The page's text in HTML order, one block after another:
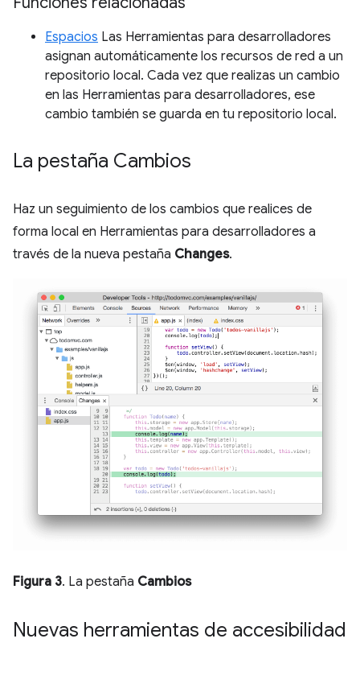
Espacios Las Herramientas para desarrolladores
asignan automáticamente los recursos de red a un
repositorio local. Cada vez que realizas un cambio
en las Herramientas para desarrolladores, ese
cambio también se guarda en tu repositorio local.
La pestaña Cambios
Haz un seguimiento de los cambios que realices de
forma local en Herramientas para desarrolladores a
través de la nueva pestaña Changes.
Figura 3. La pestaña Cambios
Nuevas herramientas de accesibilidad